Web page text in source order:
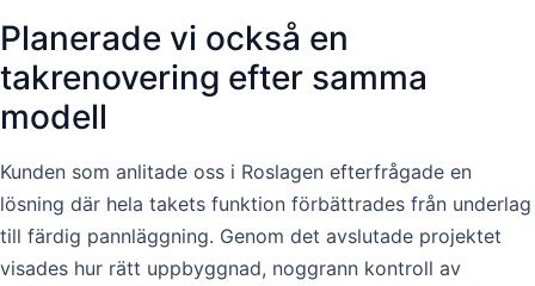
Planerade vi också en
takrenovering efter samma
modell
Kunden som anlitade oss i Roslagen efterfrågade en
lösning där hela takets funktion förbättrades från underlag
till färdig pannläggning. Genom det avslutade projektet
visades hur rätt uppbyggnad, noggrann kontroll av